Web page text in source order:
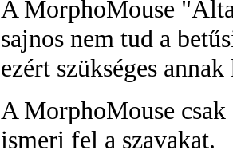
A MorphoMouse
sajnos nem tud a
ezért szükséges
A MorphoMouse
ismeri fel a szavakat.